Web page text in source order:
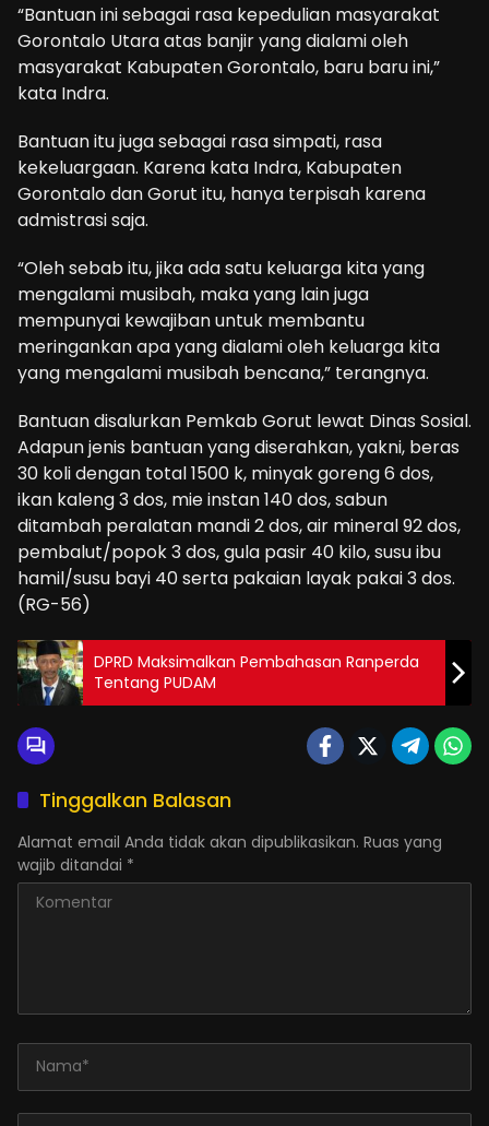
“Bantuan ini sebagai rasa kepedulian masyarakat
Gorontalo Utara atas banjir yang dialami oleh
masyarakat Kabupaten Gorontalo, baru baru ini,”
kata Indra.
Bantuan itu juga sebagai rasa simpati, rasa
kekeluargaan. Karena kata Indra, Kabupaten
Gorontalo dan Gorut itu, hanya terpisah karena
admistrasi saja.
“Oleh sebab itu, jika ada satu keluarga kita yang
mengalami musibah, maka yang lain juga
mempunyai kewajiban untuk membantu
meringankan apa yang dialami oleh keluarga kita
yang mengalami musibah bencana,” terangnya.
Bantuan disalurkan Pemkab Gorut lewat Dinas Sosial.
Adapun jenis bantuan yang diserahkan, yakni, beras
30 koli dengan total 1500 k, minyak goreng 6 dos,
ikan kaleng 3 dos, mie instan 140 dos, sabun
ditambah peralatan mandi 2 dos, air mineral 92 dos,
pembalut/popok 3 dos, gula pasir 40 kilo, susu ibu
hamil/susu bayi 40 serta pakaian layak pakai 3 dos.
(RG-56)
DPRD Maksimalkan Pembahasan Ranperda
Tentang PUDAM
Tinggalkan Balasan
Alamat email Anda tidak akan dipublikasikan. Ruas yang
wajib ditandai *